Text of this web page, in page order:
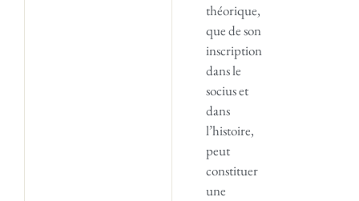
théorique,
que de son
inscription
dans le
socius et
dans
l’histoire,
peut
constituer
une